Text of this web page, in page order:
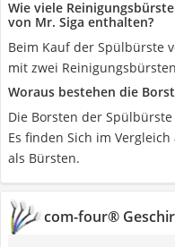
Wie viele
von Mr. Siga enthalten?
Beim Kauf der Spülbürste
mit zwei
Woraus bestehen die
Die Borsten der
Es finden Sich im
als Bürsten.
com-four®